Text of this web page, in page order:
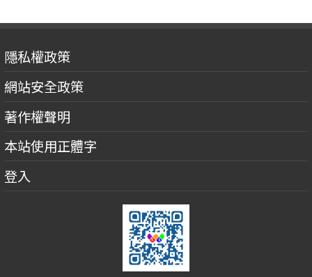
隱私權政策
網站安全政策
著作權聲明
本站使用正體字
登入